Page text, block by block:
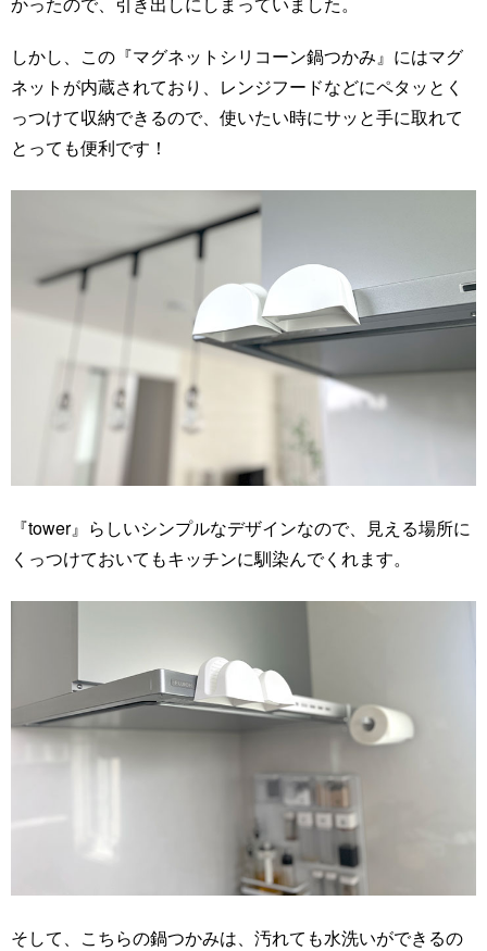
しかし、この『マグネットシリコーン鍋つかみ』にはマグ
ネットが内蔵されており、レンジフードなどにペタッとく
っつけて収納できるので、使いたい時にサッと手に取れて
とっても便利です！
『tower』らしいシンプルなデザインなので、見える場所に
くっつけておいてもキッチンに馴染んでくれます。
そして、こちらの鍋つかみは、汚れても水洗いができるの